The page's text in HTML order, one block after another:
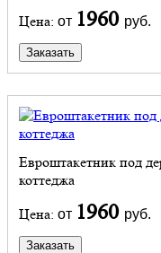
Цена: от 1960 руб.
Заказать
Евроштакетник под
коттеджа
Цена: от 1960 руб.
Заказать